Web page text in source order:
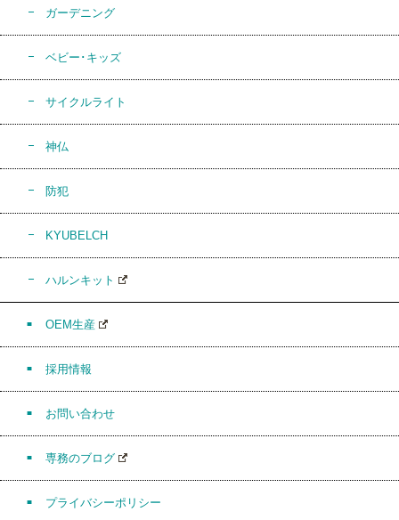
ガーデニング
ベビー･キッズ
サイクルライト
神仏
防犯
KYUBELCH
ハルンキット
OEM生産
採用情報
お問い合わせ
専務のブログ
プライバシーポリシー